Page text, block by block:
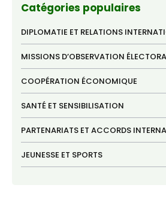
Catégories populaires
DIPLOMATIE ET RELATIONS
MISSIONS D’OBSERVATION
COOPÉRATION ÉCONOMIQUE
SANTÉ ET SENSIBILISATION
PARTENARIATS ET ACCORDS
JEUNESSE ET SPORTS